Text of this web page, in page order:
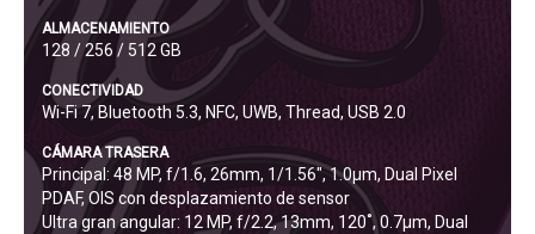
ALMACENAMIENTO
128 / 256 / 512 GB
CONECTIVIDAD
Wi-Fi 7, Bluetooth 5.3, NFC, UWB, Thread, USB 2.0
CÁMARA TRASERA
Principal: 48 MP, f/1.6, 26mm, 1/1.56", 1.0µm, Dual Pixel
PDAF, OIS con desplazamiento de sensor
Ultra gran angular: 12 MP, f/2.2, 13mm, 120˚, 0.7µm, Dual